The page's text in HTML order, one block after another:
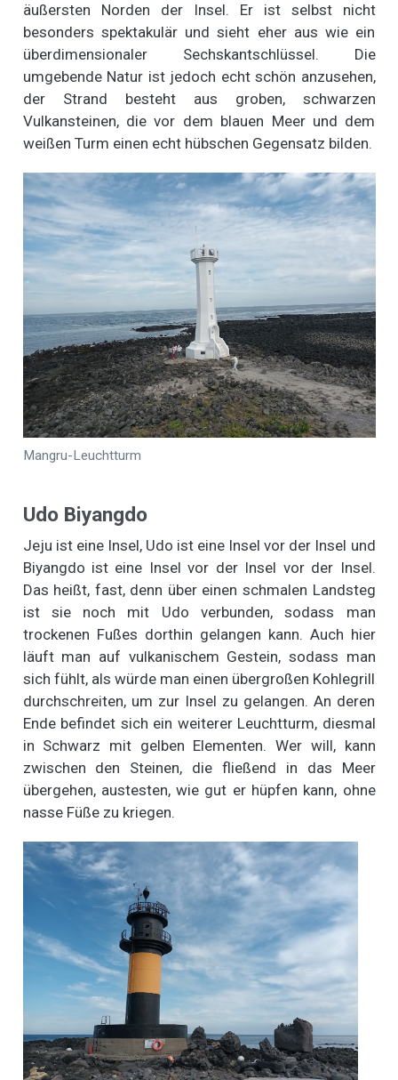
äußersten Norden der Insel. Er ist selbst nicht
besonders spektakulär und sieht eher aus wie ein
überdimensionaler Sechskantschlüssel. Die
umgebende Natur ist jedoch echt schön anzusehen,
der Strand besteht aus groben, schwarzen
Vulkansteinen, die vor dem blauen Meer und dem
weißen Turm einen echt hübschen Gegensatz bilden.
Mangru-Leuchtturm
Udo Biyangdo
Jeju ist eine Insel, Udo ist eine Insel vor der Insel und
Biyangdo ist eine Insel vor der Insel vor der Insel.
Das heißt, fast, denn über einen schmalen Landsteg
ist sie noch mit Udo verbunden, sodass man
trockenen Fußes dorthin gelangen kann. Auch hier
läuft man auf vulkanischem Gestein, sodass man
sich fühlt, als würde man einen übergroßen Kohlegrill
durchschreiten, um zur Insel zu gelangen. An deren
Ende befindet sich ein weiterer Leuchtturm, diesmal
in Schwarz mit gelben Elementen. Wer will, kann
zwischen den Steinen, die fließend in das Meer
übergehen, austesten, wie gut er hüpfen kann, ohne
nasse Füße zu kriegen.